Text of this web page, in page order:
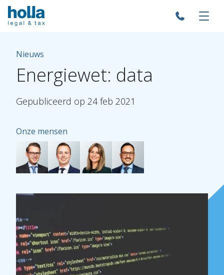
Nieuws
Energiewet: data
Gepubliceerd op 24 feb 2021
Onze mensen